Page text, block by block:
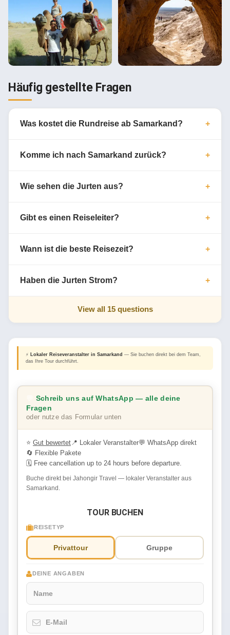
Häufig gestellte Fragen
Was kostet die Rundreise ab Samarkand?
Komme ich nach Samarkand zurück?
Wie sehen die Jurten aus?
Gibt es einen Reiseleiter?
Wann ist die beste Reisezeit?
Haben die Jurten Strom?
View all 15 questions
⚡ Lokaler Reiseveranstalter in Samarkand — Sie buchen direkt bei dem Team,
das Ihre Tour durchführt.
Schreib uns auf WhatsApp — alle deine
Fragen
oder nutze das Formular unten
⭐ Gut bewertet📍 Lokaler Veranstalter💬 WhatsApp direkt
🔄 Flexible Pakete
🗓 Free cancellation up to 24 hours before departure.
Buche direkt bei Jahongir Travel — lokaler Veranstalter aus
Samarkand.
TOUR BUCHEN
REISETYP
Privattour Gruppe
DEINE ANGABEN
Name
E-Mail